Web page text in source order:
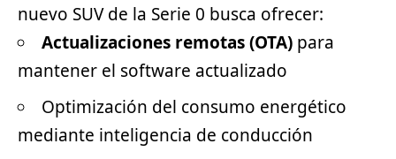
nuevo SUV de la Serie 0 busca ofrecer:
Actualizaciones remotas (OTA) para
mantener el software actualizado
Optimización del consumo energético
mediante inteligencia de conducción